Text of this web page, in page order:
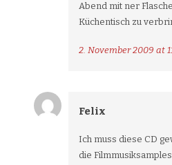
Abend mit ner
Küchentisch zu
2. November 2009 at
Felix
Ich muss diese CD
die